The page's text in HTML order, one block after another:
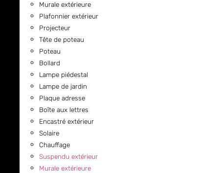
Murale extérieure
Plafonnier extérieur
Projecteur
Tête de poteau
Poteau
Bollard
Lampe piédestal
Lampe de jardin
Plaque adresse
Boîte aux lettres
Encastré extérieur
Solaire
Chauffage
Suspendu extérieur
Murale extérieure